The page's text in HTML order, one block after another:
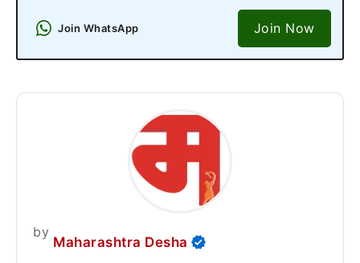
Join WhatsApp Join Now
by
Maharashtra Desha